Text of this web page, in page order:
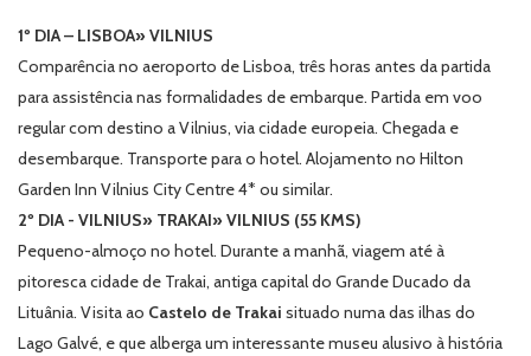
1º DIA – LISBOA» VILNIUS
Comparência no aeroporto de Lisboa, três horas antes da partida
para assistência nas formalidades de embarque. Partida em voo
regular com destino a Vilnius, via cidade europeia. Chegada e
desembarque. Transporte para o hotel. Alojamento no Hilton
Garden Inn Vilnius City Centre 4* ou similar.
2º DIA - VILNIUS» TRAKAI» VILNIUS (55 KMS)
Pequeno-almoço no hotel. Durante a manhã, viagem até à
pitoresca cidade de Trakai, antiga capital do Grande Ducado da
Lituânia. Visita ao Castelo de Trakai situado numa das ilhas do
Lago Galvé, e que alberga um interessante museu alusivo à história